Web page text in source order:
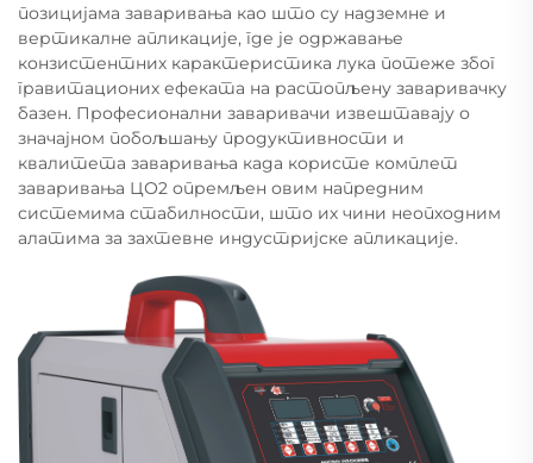
позицијама заваривања као што су надземне и
вертикалне апликације, где је одржавање
конзистентних карактеристика лука потеже због
гравитационих ефеката на растопљену заваривачку
базен. Професионални заваривачи извештавају о
значајном побољшању продуктивности и
квалитета заваривања када користе комплет
заваривања ЦО2 опремљен овим напредним
системима стабилности, што их чини неопходним
алатима за захтевне индустријске апликације.